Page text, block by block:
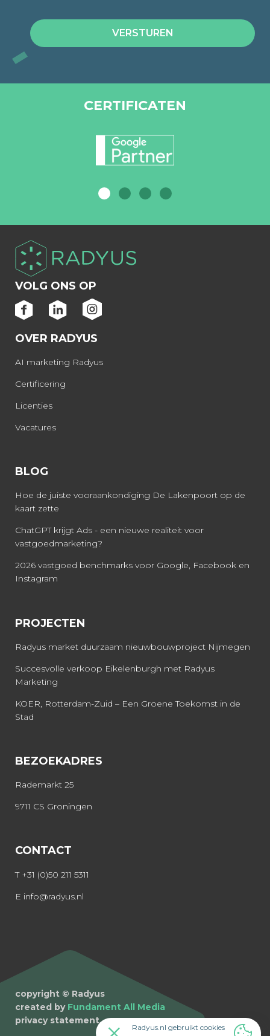
CERTIFICATEN
VOLG ONS OP
OVER RADYUS
AI marketing Radyus
Certificering
Licenties
Vacatures
BLOG
Hoe de juiste vooraankondiging De Lakenpoort op de
kaart zette
ChatGPT krijgt Ads - een nieuwe realiteit voor
vastgoedmarketing?
2026 vastgoed benchmarks voor Google, Facebook en
Instagram
PROJECTEN
Radyus market duurzaam nieuwbouwproject Nijmegen
Succesvolle verkoop Eikelenburgh met Radyus
Marketing
KOER, Rotterdam-Zuid – Een Groene Toekomst in de
Stad
BEZOEKADRES
Rademarkt 25
9711 CS Groningen
CONTACT
T +31 (0)50 211 5311
E info@radyus.nl
copyright © Radyus
created by Fundament All Media
privacy statement
Radyus.nl gebruikt cookies